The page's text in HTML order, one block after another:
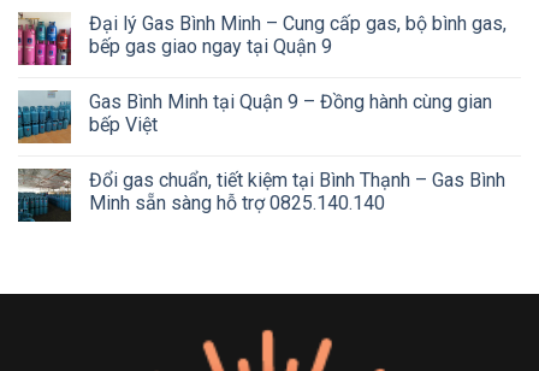
Đại lý Gas Bình Minh – Cung cấp gas, bộ bình gas,
bếp gas giao ngay tại Quận 9
Gas Bình Minh tại Quận 9 – Đồng hành cùng gian
bếp Việt
Đổi gas chuẩn, tiết kiệm tại Bình Thạnh – Gas Bình
Minh sẵn sàng hỗ trợ 0825.140.140